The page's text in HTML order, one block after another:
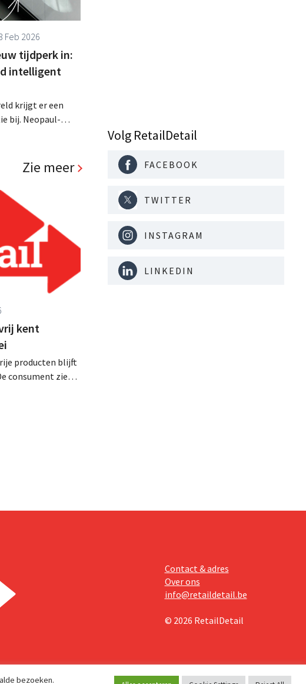
Feb 2026
tijdperk in:
intelligent
krijgt er een
bij. Neopaul-
met The
in datagedreven
Zie meer
kent
producten blijft
consument ziet
Volg RetailDetail
FACEBOOK
TWITTER
INSTAGRAM
LINKEDIN
Contact & adres
Over ons
info@retaildetail.be
© 2026 RetailDetail
bezoeken.